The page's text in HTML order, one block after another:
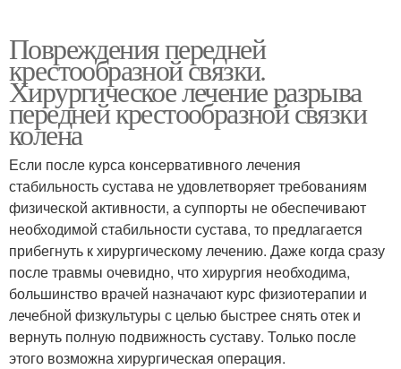
Повреждения передней
крестообразной связки.
Хирургическое лечение разрыва
передней крестообразной связки
колена
Если после курса консервативного лечения
стабильность сустава не удовлетворяет требованиям
физической активности, а суппорты не обеспечивают
необходимой стабильности сустава, то предлагается
прибегнуть к хирургическому лечению. Даже когда сразу
после травмы очевидно, что хирургия необходима,
большинство врачей назначают курс физиотерапии и
лечебной физкультуры с целью быстрее снять отек и
вернуть полную подвижность суставу. Только после
этого возможна хирургическая операция.